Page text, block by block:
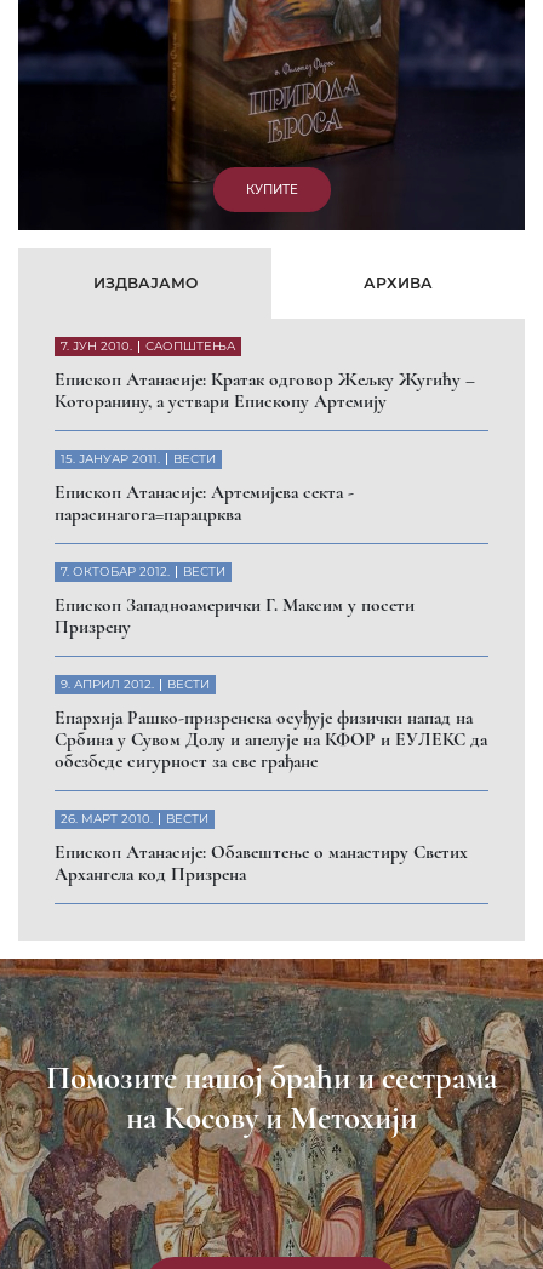
7. ОКТОБАР 2012. ВЕСТИ
Eпископ Западноамерички Г. Максим у посети
Призрену
Eпархија Рашко-призренска осуђује физички напад на
Србина у Сувом Долу и апелује на КФОР и ЕУЛЕКС да
обезбеде сигурност за све грађане
Помозите нашој браћи и сестрама
на Косову и Метохији
ДОНИРАЈ
Пријавите се на нашу мејл листу
Пријави се
Насловна
Манастири
Вести
Епархија
Саопштења
Парохије